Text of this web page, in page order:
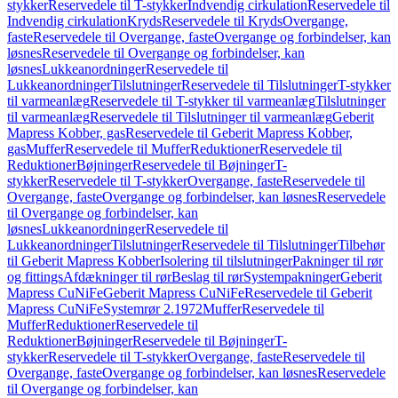
stykkerReservedele til T-stykkerIndvendig cirkulationReservedele til
Indvendig cirkulationKrydsReservedele til KrydsOvergange,
fasteReservedele til Overgange, fasteOvergange og forbindelser, kan
løsnesReservedele til Overgange og forbindelser, kan
løsnesLukkeanordningerReservedele til
LukkeanordningerTilslutningerReservedele til TilslutningerT-stykker
til varmeanlægReservedele til T-stykker til varmeanlægTilslutninger
til varmeanlægReservedele til Tilslutninger til varmeanlægGeberit
Mapress Kobber, gasReservedele til Geberit Mapress Kobber,
gasMufferReservedele til MufferReduktionerReservedele til
ReduktionerBøjningerReservedele til BøjningerT-
stykkerReservedele til T-stykkerOvergange, fasteReservedele til
Overgange, fasteOvergange og forbindelser, kan løsnesReservedele
til Overgange og forbindelser, kan
løsnesLukkeanordningerReservedele til
LukkeanordningerTilslutningerReservedele til TilslutningerTilbehør
til Geberit Mapress KobberIsolering til tilslutningerPakninger til rør
og fittingsAfdækninger til rørBeslag til rørSystempakningerGeberit
Mapress CuNiFeGeberit Mapress CuNiFeReservedele til Geberit
Mapress CuNiFeSystemrør 2.1972MufferReservedele til
MufferReduktionerReservedele til
ReduktionerBøjningerReservedele til BøjningerT-
stykkerReservedele til T-stykkerOvergange, fasteReservedele til
Overgange, fasteOvergange og forbindelser, kan løsnesReservedele
til Overgange og forbindelser, kan